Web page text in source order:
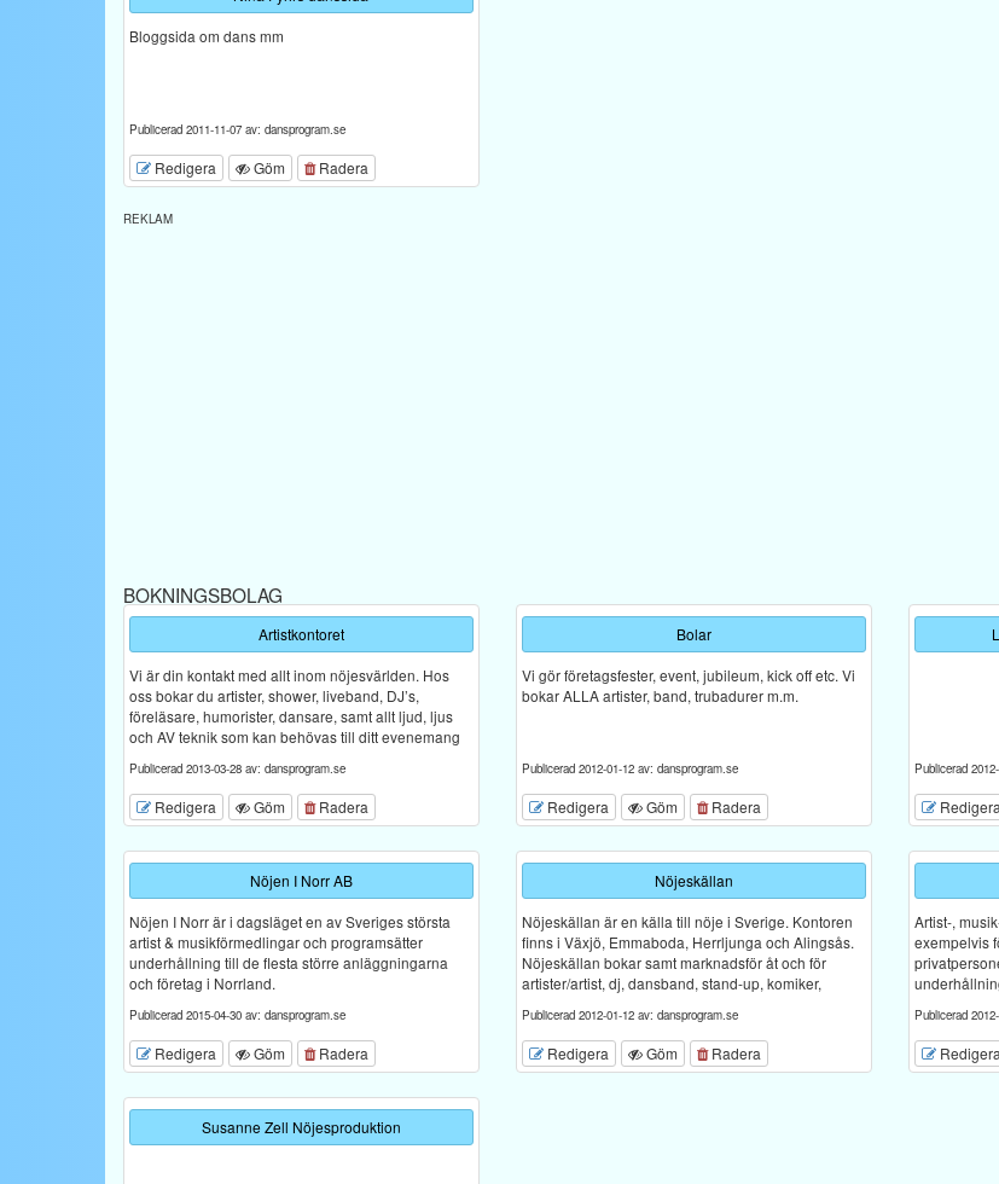
Bloggsida om dans mm
Publicerad 2011-11-07 av: dansprogram.se
Redigera Göm Radera
REKLAM
BOKNINGSBOLAG
Artistkontoret
Vi är din kontakt med allt inom nöjesvärlden. Hos
oss bokar du artister, shower, liveband, DJ’s,
föreläsare, humorister, dansare, samt allt ljud, ljus
och AV teknik som kan behövas till ditt evenemang
Publicerad 2013-03-28 av: dansprogram.se
Redigera Göm Radera
Bolar
Vi gör företagsfester, event, jubileum, kick off etc. Vi
bokar ALLA artister, band, trubadurer m.m.
Publicerad 2012-01-12 av: dansprogram.se
Redigera Göm Radera
Publicerad
Redigera
Nöjen I Norr AB
Nöjen I Norr är i dagsläget en av Sveriges största
artist & musikförmedlingar och programsätter
underhållning till de flesta större anläggningarna
och företag i Norrland.
Publicerad 2015-04-30 av: dansprogram.se
Redigera Göm Radera
Nöjeskällan
Nöjeskällan är en källa till nöje i Sverige. Kontoren
finns i Växjö, Emmaboda, Herrljunga och Alingsås.
Nöjeskällan bokar samt marknadsför åt och för
artister/artist, dj, dansband, stand-up, komiker,
Publicerad 2012-01-12 av: dansprogram.se
Redigera Göm Radera
Artist-,
exempelvis
Publicerad
Susanne Zell Nöjesproduktion